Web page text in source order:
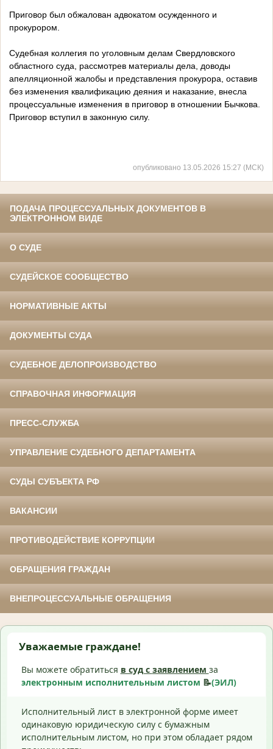
Приговор был обжалован адвокатом осужденного и
прокурором.
Судебная коллегия по уголовным делам Свердловского
областного суда, рассмотрев материалы дела, доводы
апелляционной жалобы и представления прокурора, оставив
без изменения квалификацию деяния и наказание, внесла
процессуальные изменения в приговор в отношении Бычкова.
Приговор вступил в законную силу.
опубликовано 13.05.2026 15:27 (МСК)
ПОДАЧА ПРОЦЕССУАЛЬНЫХ ДОКУМЕНТОВ В
ЭЛЕКТРОННОМ ВИДЕ
О СУДЕ
СУДЕЙСКОЕ СООБЩЕСТВО
НОРМАТИВНЫЕ АКТЫ
ДОКУМЕНТЫ СУДА
СУДЕБНОЕ ДЕЛОПРОИЗВОДСТВО
СПРАВОЧНАЯ ИНФОРМАЦИЯ
ПРЕСС-СЛУЖБА
УПРАВЛЕНИЕ СУДЕБНОГО ДЕПАРТАМЕНТА
СУДЫ СУБЪЕКТА РФ
ВАКАНСИИ
ПРОТИВОДЕЙСТВИЕ КОРРУПЦИИ
ОБРАЩЕНИЯ ГРАЖДАН
ВНЕПРОЦЕССУАЛЬНЫЕ ОБРАЩЕНИЯ
Уважаемые граждане!
Вы можете обратиться в суд с заявлением за
электронным исполнительным листом 📝(ЭИЛ)
Исполнительный лист в электронной форме имеет
одинаковую юридическую силу с бумажным
исполнительным листом, но при этом обладает рядом